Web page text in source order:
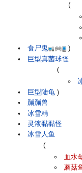
食尸鬼
(
)
巨型真菌球怪
巨型陆龟
(
)
蹦蹦兽
冰雪精
灵液黏黏怪
冰雪人鱼
(
血水
蘑菇